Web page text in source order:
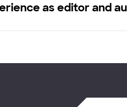
as editor and